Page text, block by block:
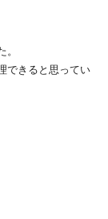
できると思ってい